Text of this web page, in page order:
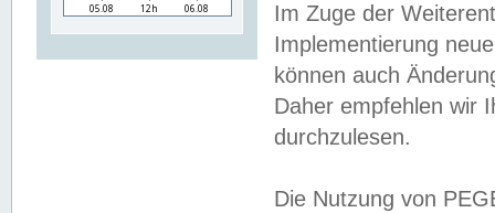
Im Zuge der
Implementierung
können auch
Daher empfehlen wir
durchzulesen.
Die Nutzung von